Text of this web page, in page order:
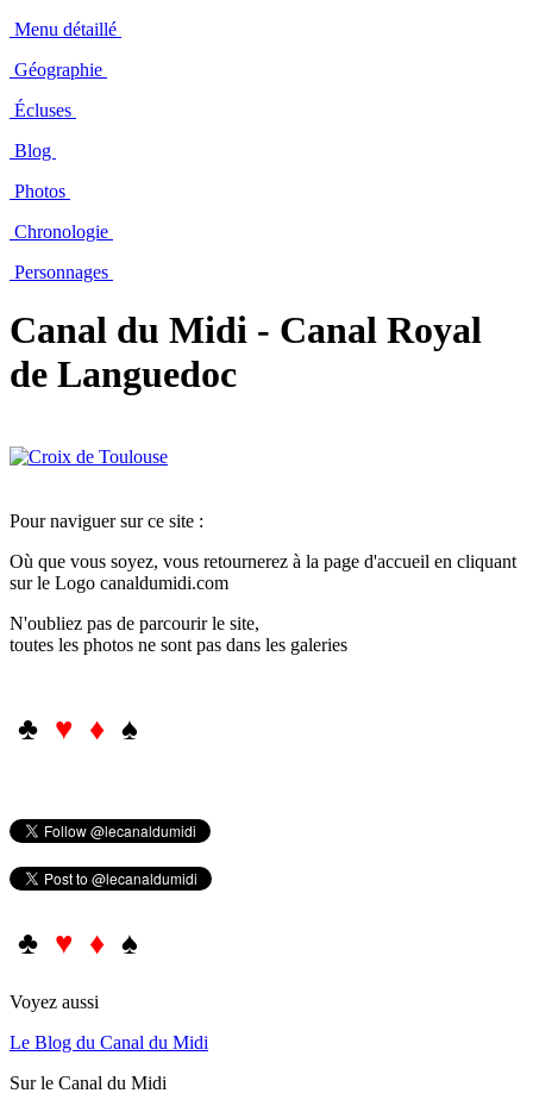
Menu détaillé
Géographie
Écluses
Blog
Photos
Chronologie
Personnages
Canal du Midi - Canal Royal
de Languedoc
Pour naviguer sur ce site :
Où que vous soyez, vous retournerez à la page d'accueil en cliquant
sur le Logo canaldumidi.com
N'oubliez pas de parcourir le site,
toutes les photos ne sont pas dans les galeries
♣ ♥ ♦ ♠
♣ ♥ ♦ ♠
Voyez aussi
Le Blog du Canal du Midi
Sur le Canal du Midi